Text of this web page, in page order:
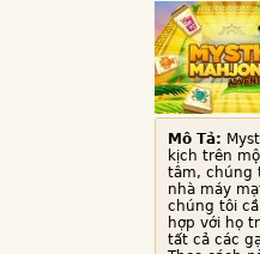
Mô Tả:
kịch trên
tâm, chúng
nhà máy
chúng tôi
hợp với họ
tất cả các